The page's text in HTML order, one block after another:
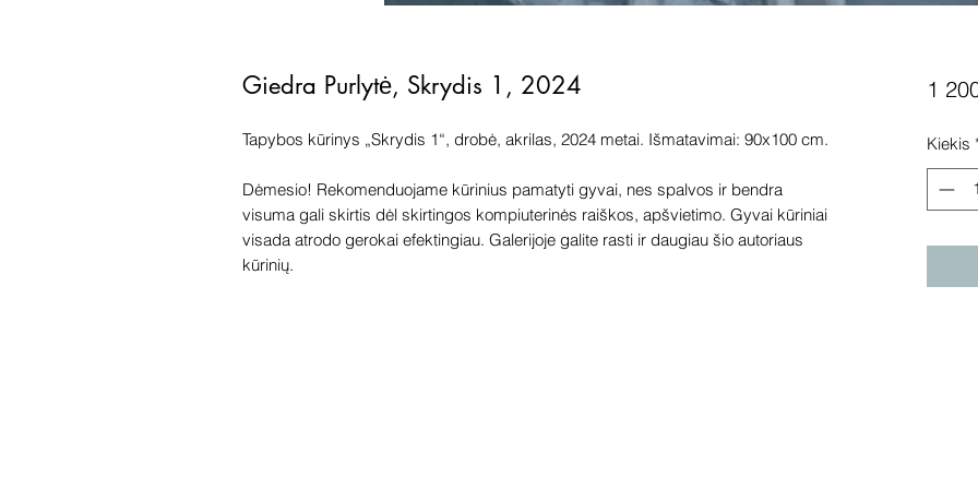
Giedra Purlytė, Skrydis 1, 2024
Tapybos kūrinys „Skrydis 1“, drobė, akrilas, 2024 metai. Išmatavimai: 90x100 cm.
Dėmesio! Rekomenduojame kūrinius pamatyti gyvai, nes spalvos ir bendra
visuma gali skirtis dėl skirtingos kompiuterinės raiškos, apšvietimo. Gyvai kūriniai
visada atrodo gerokai efektingiau. Galerijoje galite rasti ir daugiau šio autoriaus
kūrinių.
1
Kiekis